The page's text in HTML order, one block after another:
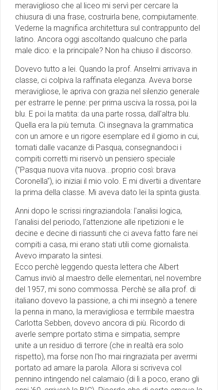
meraviglioso che al liceo mi servì per cercare la
chiusura di una frase, costruirla bene, compiutamente.
Vederne la magnifica architettura sul contrappunto del
latino. Ancora oggi ascoltando qualcuno che parla
male dico: e la principale? Non ha chiuso il discorso.
Dovevo tutto a lei. Quando la prof. Anselmi arrivava in
classe, ci colpiva la raffinata eleganza. Aveva borse
meravigliose, le apriva con grazia nel silenzio generale
per estrarre le penne: per prima usciva la rossa, poi la
blu. E poi la matita: da una parte rossa, dall'altra blu.
Quella era la più temuta. Ci insegnava la grammatica
con un amore e un rigore esemplare ed il giorno in cui,
tornati dalle vacanze di Pasqua, consegnandoci i
compiti corretti mi riservò un pensiero speciale
("Pasqua nuova vita nuova...proprio così: brava
Coronella"), io iniziai il mio volo. E mi divertii a diventare
la prima della classe. Mi aveva dato lei la spinta giusta.
Anni dopo le scrissi ringraziandola: l'analisi logica,
l'analisi del periodo, l'attenzione alle ripetizioni e le
decine e decine di riassunti che ci aveva fatto fare nei
compiti a casa, mi erano stati utili come giornalista.
Avevo imparato la sintesi.
Ecco perchè leggendo questa lettera che Albert
Camus inviò al maestro delle elementari, nel novembre
del 1957, mi sono commossa. Perchè se alla prof. di
italiano dovevo la passione, a chi mi insegnò a tenere
la penna in mano, la meravigliosa e terrribile maestra
Carlotta Sebben, dovevo ancora di più. Ricordo di
averle sempre portato stima e simpatia, sempre
unite a un residuo di terrore (che in realtà era solo
rispetto), ma forse non l'ho mai ringraziata per avermi
portato ad amare la parola. Allora si scriveva col
pennino intingendo nel calamaio (di lì a poco, erano gli